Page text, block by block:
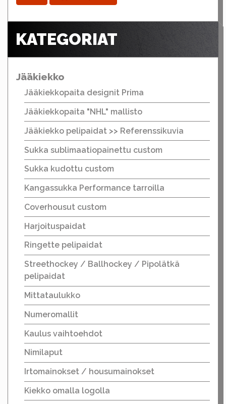
KATEGORIAT
Jääkiekko
Jääkiekkopaita designit Prima
Jääkiekkopaita "NHL" mallisto
Jääkiekko pelipaidat >> Referenssikuvia
Sukka sublimaatiopainettu custom
Sukka kudottu custom
Kangassukka Performance tarroilla
Coverhousut custom
Harjoituspaidat
Ringette pelipaidat
Streethockey / Ballhockey / Pipolätkä
pelipaidat
Mittataulukko
Numeromallit
Kaulus vaihtoehdot
Nimilaput
Irtomainokset / housumainokset
Kiekko omalla logolla